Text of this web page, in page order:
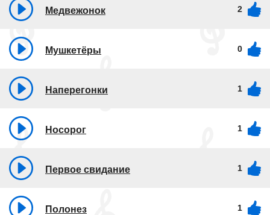
Медвежонок 2
Мушкетёры 0
Наперегонки 1
Носорог 1
Первое свидание 1
Полонез 1